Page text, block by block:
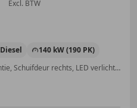
Excl. BTW
Diesel
140 kW (190 PK)
Lichtmetalen velgen, Alarm, Garantie, Schuifdeur rechts, LED verlichting, Bluetooth, Startonderbreker, Trekhaak